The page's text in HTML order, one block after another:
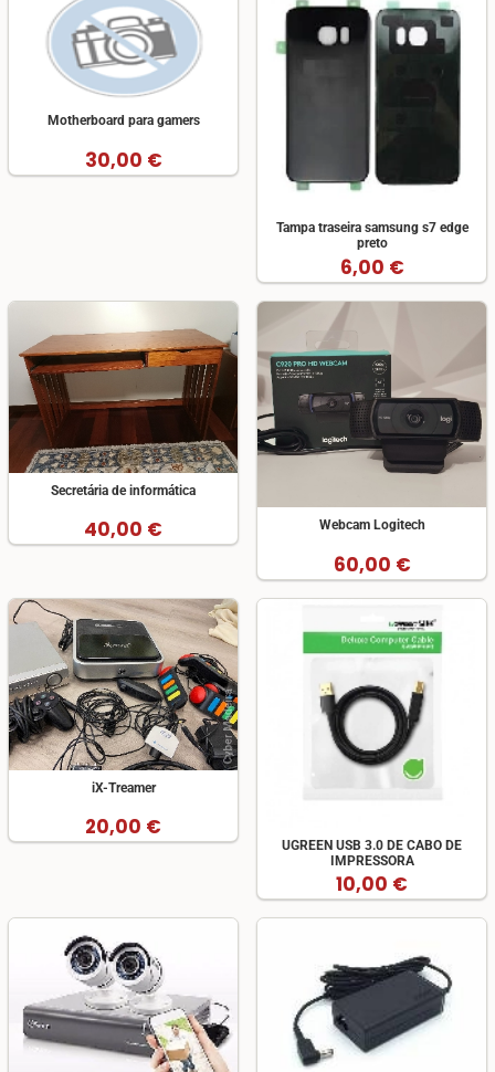
Motherboard para gamers
30,00 €
Tampa traseira samsung s7 edge
preto
6,00 €
Secretária de informática
40,00 € Webcam Logitech
60,00 €
iX-Treamer
20,00 €
UGREEN USB 3.0 DE CABO DE
IMPRESSORA
10,00 €